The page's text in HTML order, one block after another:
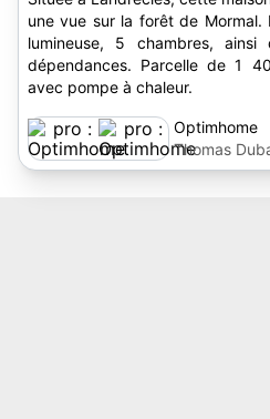
une vue sur la forêt de
lumineuse, 5 chambres,
dépendances. Parcelle de 1
avec pompe à chaleur.
Optimhome
Thomas